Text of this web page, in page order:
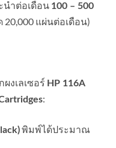
ำต่อเดือน 100 – 500
20,000 แผ่นต่อเดือน)
งเลเซอร์ HP 116A
:
พิมพ์ได้ประมาณ